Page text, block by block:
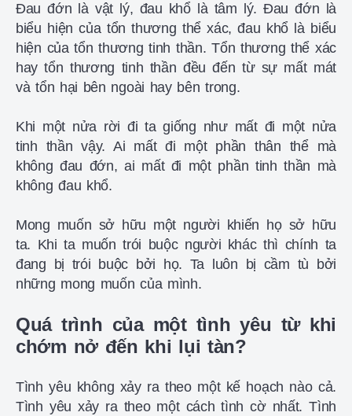
Đau đớn là vật lý, đau khổ là tâm lý. Đau đớn là
biểu hiện của tổn thương thể xác, đau khổ là biểu
hiện của tổn thương tinh thần. Tổn thương thể xác
hay tổn thương tinh thần đều đến từ sự mất mát
và tổn hại bên ngoài hay bên trong.
Khi một nửa rời đi ta giống như mất đi một nửa
tinh thần vậy. Ai mất đi một phần thân thể mà
không đau đớn, ai mất đi một phần tinh thần mà
không đau khổ.
Mong muốn sở hữu một người khiến họ sở hữu
ta. Khi ta muốn trói buộc người khác thì chính ta
đang bị trói buộc bởi họ. Ta luôn bị cầm tù bởi
những mong muốn của mình.
Quá trình của một tình yêu từ khi
chớm nở đến khi lụi tàn?
Tình yêu không xảy ra theo một kế hoạch nào cả.
Tình yêu xảy ra theo một cách tình cờ nhất. Tình